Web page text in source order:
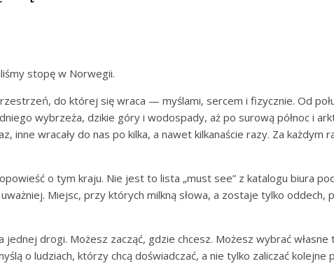
stopę w Norwegii.
do której się wraca — myślami, sercem i fizycznie. Od
wybrzeża, dzikie góry i wodospady, aż po surową północ i
wracały do nas po kilka, a nawet kilkanaście razy. Za każdym
o tym kraju. Nie jest to lista „must see” z katalogu biura
Miejsc, przy których milkną słowa, a zostaje tylko oddech,
drogi. Możesz zacząć, gdzie chcesz. Możesz wybrać
o ludziach, którzy chcą doświadczać, a nie tylko zaliczać kolejne